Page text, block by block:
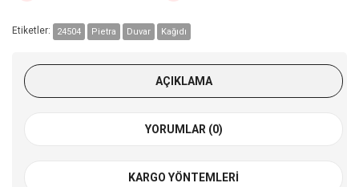
Etiketler: 24504 Pietra Duvar Kağıdı
AÇIKLAMA
YORUMLAR (0)
KARGO YÖNTEMLERI